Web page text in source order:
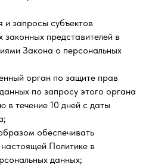
запросы субъектов
законных представителей в
Закона о персональных
орган по защите прав
по запросу этого органа
течение 10 дней с даты
обеспечивать
Политике в
данных;